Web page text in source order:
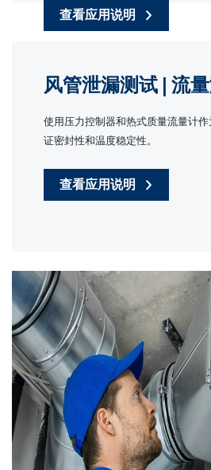
查看应用说明
风管泄漏测试 | 流
使用压力控制器和热式质量流量计
证密封性和温度稳定性。
查看应用说明